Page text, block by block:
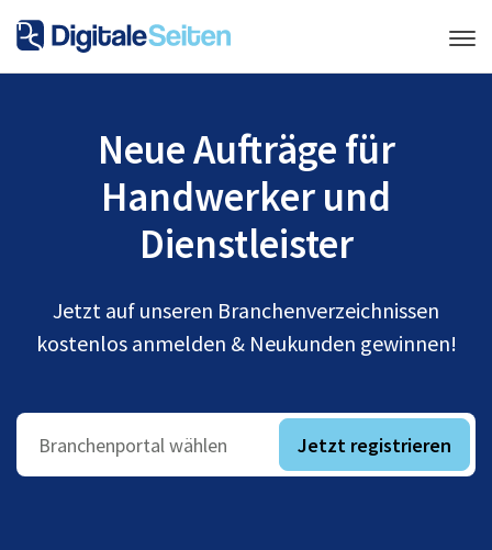
Neue Aufträge für
Handwerker und
Dienstleister
Jetzt auf unseren Branchenverzeichnissen
kostenlos anmelden & Neukunden gewinnen!
Branchenportal wählen Jetzt registrieren